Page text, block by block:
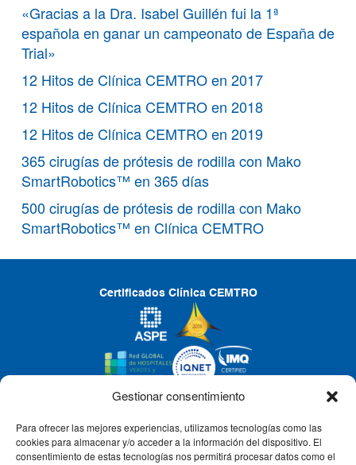
Gestionar consentimiento
Para ofrecer las mejores experiencias, utilizamos tecnologías como las
cookies para almacenar y/o acceder a la información del dispositivo. El
consentimiento de estas tecnologías nos permitirá procesar datos como el
«Gracias a la Dra. Isabel Guillén fui la 1ª
española en ganar un campeonato de España de
Trial»
12 Hitos de Clínica CEMTRO en 2017
12 Hitos de Clínica CEMTRO en 2018
12 Hitos de Clínica CEMTRO en 2019
365 cirugías de prótesis de rodilla con Mako
SmartRobotics™ en 365 días
500 cirugías de prótesis de rodilla con Mako
SmartRobotics™ en Clínica CEMTRO
Certificados Clínica CEMTRO
CLÍNICA CEMTRO